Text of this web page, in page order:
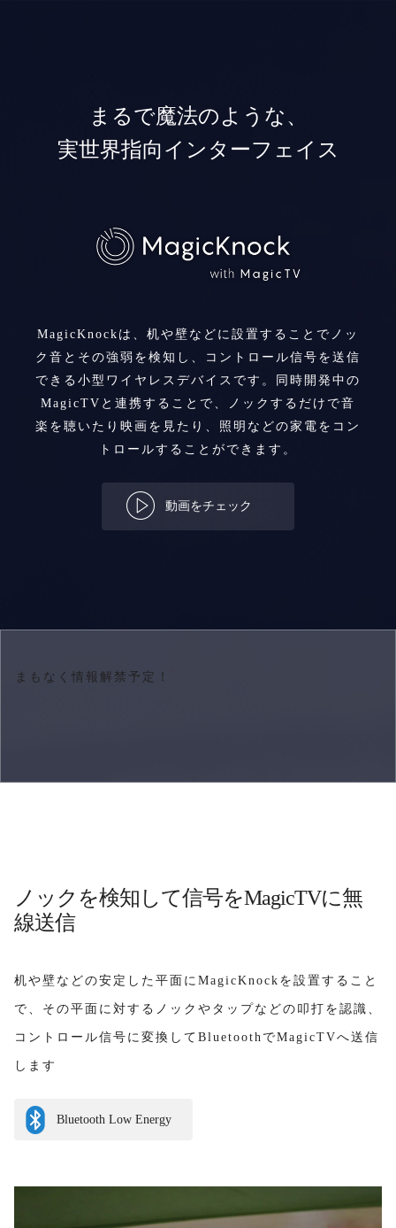
まるで魔法のような、
実世界指向インターフェイス
MagicKnockは、机や壁などに設置することでノッ
ク音とその強弱を検知し、
コントロール信号を送信
できる小型ワイヤレスデバイスです。 同時開発中の
MagicTVと連携することで、ノックするだけで音
楽を聴いたり 映画を見たり、照明などの家電をコン
トロールすることができます。
動画をチェック
まもなく情報解禁予定！
ノックを検知して信号をMagicTVに無
線送信
机や壁などの安定した平面にMagicKnockを設置すること
で、その平面に対するノックやタップなどの叩打を認識、
コントロール信号に変換してBluetoothでMagicTVへ送信
します
Bluetooth Low Energy